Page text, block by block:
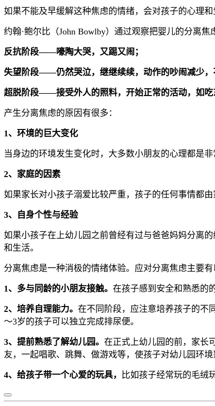
如果不能及早缓解这种焦虑的情绪，会对孩子的心理和
约翰·鲍尔比（John Bowlby）通过观察把婴儿的分离焦
反抗阶段——嚎陶大哭，又踢又闹；
失望阶段——仍然哭泣，继继续续，动作的吵闹减少，
超脱阶段——接受外人的照料，开始正常的活动，如吃
产生分离焦虑的原因有很多：
1、 环境的巨大变化
当身边的环境发生变化时，大多数小朋友的心理都是
2、家庭的因素
如果家长对小孩子溺爱比较严重，孩子的任何事情都
3、自身个性与经验
如果小孩子在上幼儿园之前曾经有过与爸爸妈妈分离
和生活。
分离焦虑是一种消极的情绪体验。应对分离焦虑主要有
1、多与同龄的小朋友接触。 在孩子感到安全和熟悉的
2、培养自理能力。 在不同阶段，应注意培养孩子的不
～3岁的孩子可以独立完成排尿便。
3、提前熟悉了解幼儿园。 在正式上幼儿园的前，家长
友，一起唱歌、跳舞、做游戏等，使孩子对幼儿园环境
4、给孩子带一个心爱的玩具， 比如孩子经常玩的毛绒